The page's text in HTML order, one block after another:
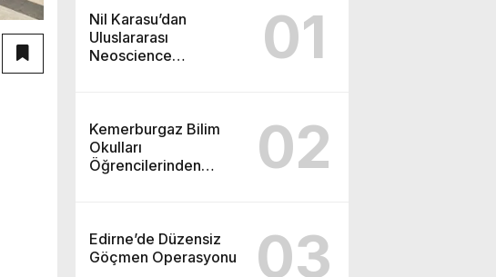
Nil Karasu’dan
Uluslararası
Neoscience
01
Kemerburgaz Bilim
Okulları
Öğrencilerinden
02
Edirne’de Düzensiz
Göçmen Operasyonu
03